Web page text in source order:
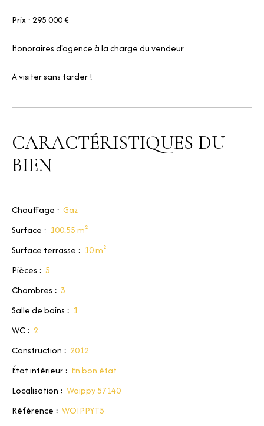
Prix : 295 000 €
Honoraires d'agence à la charge du vendeur.
A visiter sans tarder !
CARACTÉRISTIQUES DU
BIEN
Chauffage : Gaz
Surface : 100.55m²
Surface terrasse : 10m²
Pièces : 5
Chambres : 3
Salle de bains : 1
WC: 2
Construction : 2012
État intérieur: En bon état
Localisation : Woippy 57140
Référence : WOIPPYT5